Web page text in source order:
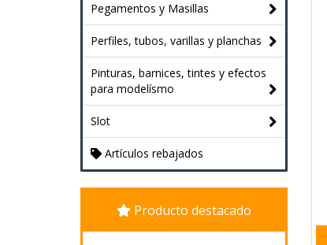
Pegamentos y Masillas
Perfiles, tubos, varillas y planchas
Pinturas, barnices, tintes y efectos
para modelísmo
Slot
Artículos rebajados
Producto destacado